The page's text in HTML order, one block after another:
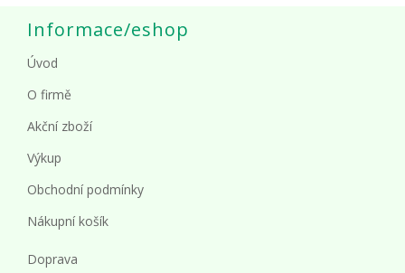
Informace/eshop
Úvod
O firmě
Akční zboží
Výkup
Obchodní podmínky
Nákupní košík
Doprava